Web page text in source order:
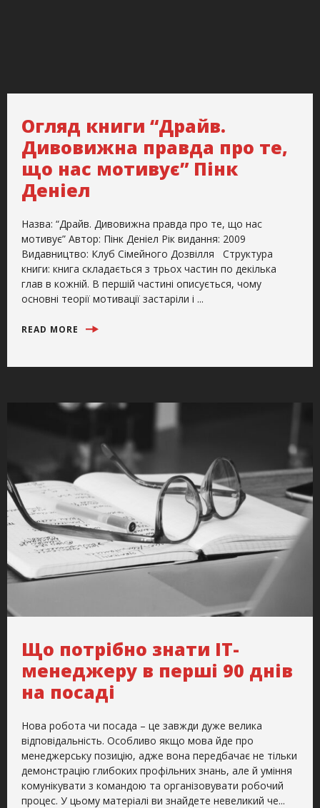
Огляд книги “Драйв.
Дивовижна правда про те,
що нас мотивує” Пінк
Деніел
Назва: “Драйв. Дивовижна правда про те, що нас
мотивує” Автор: Пінк Деніел Рік видання: 2009
Видавництво: Клуб Сімейного Дозвілля Структура
книги: книга складається з трьох частин по декілька
глав в кожній. В першій частині описується, чому
основні теорії мотивації застаріли і ...
READ MORE
Що потрібно знати IT-
менеджеру в перші 90 днів
на посаді
Нова робота чи посада – це завжди дуже велика
відповідальність. Особливо якщо мова йде про
менеджерську позицію, адже вона передбачає не тільки
демонстрацію глибоких профільних знань, але й уміння
комунікувати з командою та організовувати робочий
процес. У цьому матеріалі ви знайдете невеликий че...